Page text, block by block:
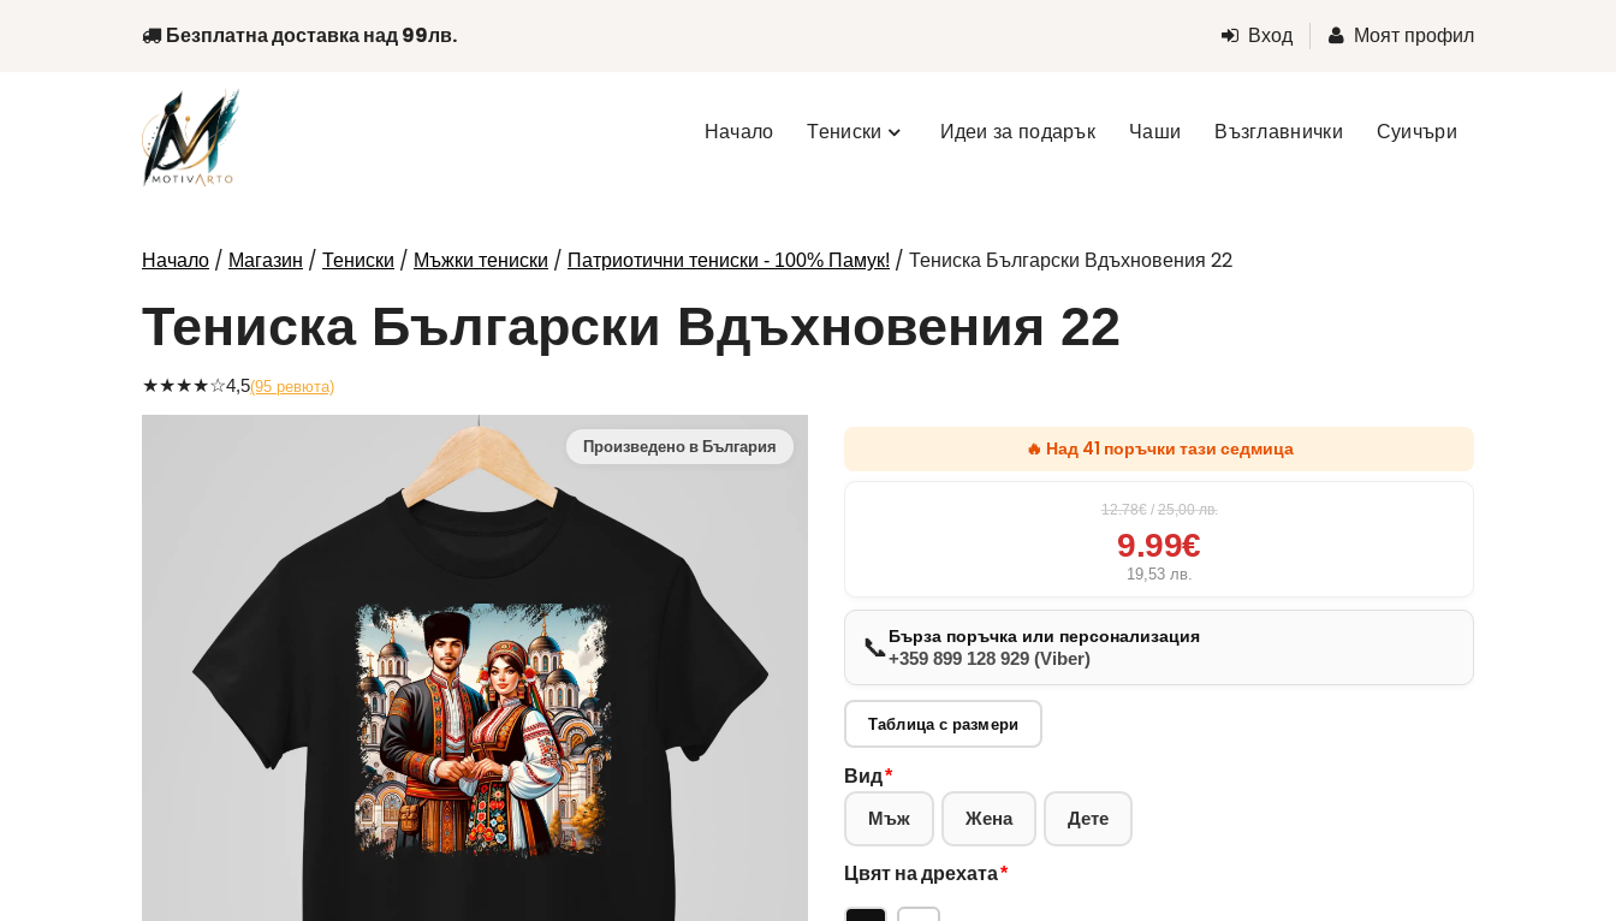
Безплатна доставка над 99лв. Вход Моят профил
Начало Тениски Идеи за подарък Чаши Възглавнички Суичъри
Начало / Магазин / Тениски / Мъжки тениски / Патриотични тениски - 100% Памук! / Тениска Български Вдъхновения 22
Тениска Български Вдъхновения 22
★★★★☆4,5(95 ревюта)
🔥 Над 41 поръчки тази седмица
12.78€ / 25,00лв.
9.99€
19,53 лв.
📞Бърза поръчка или персонализация
+359 899 128 929 (Viber)
Таблица с размери
Вид*
Мъж Жена Дете
Цвят на дрехата*